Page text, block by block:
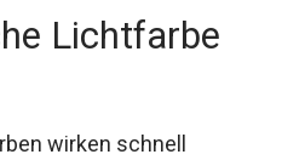
Lichtfarbe
wirken schnell